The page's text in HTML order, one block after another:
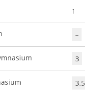
1
–
3
3.5